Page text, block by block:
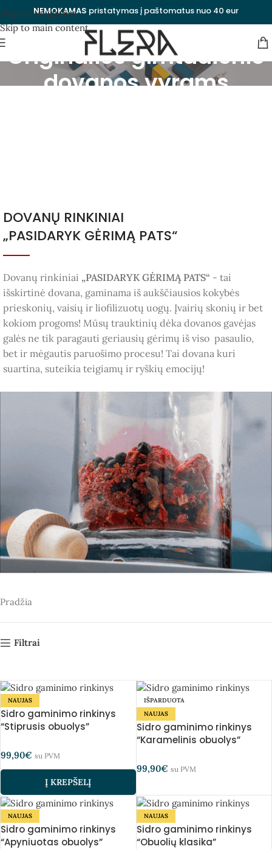
Skip to navigation
Skip to main content
NEMOKAMAS pristatymas į paštomatus nuo 40 eur
Originalios gimtadienio
dovanos vyrams
DOVANŲ RINKINIAI
„PASIDARYK GĖRIMĄ PATS“
Dovanų rinkiniai „PASIDARYK GĖRIMĄ PATS“ - tai
išskirtinė dovana, gaminama iš aukščiausios kokybės
prieskonių, vaisių ir liofilizuotų uogų. Įvairių skonių ir bet
kokiom progoms! Mūsų trauktinių dėka dovanos gavėjas
galės ne tik paragauti geriausių gėrimų iš viso pasaulio,
bet ir mėgautis paruošimo procesu! Tai dovana kuri
suartina, suteikia teigiamų ir ryškių emocijų!
Pradžia
Filtrai
NAUJAS
Sidro gaminimo rinkinys
“Stiprusis obuolys”
99,90€ su PVM
Į KREPŠELĮ
IŠPARDUOTA
NAUJAS
Sidro gaminimo rinkinys
“Karamelinis obuolys”
99,90€ su PVM
NAUJAS
Sidro gaminimo rinkinys
“Apyniuotas obuolys”
NAUJAS
Sidro gaminimo rinkinys
“Obuolių klasika”